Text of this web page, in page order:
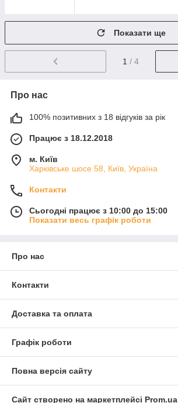
Показати ще
1 / 4
Про нас
100% позитивних з 18 відгуків за рік
Працює з 18.12.2018
м. Київ
Харківське шосе 58, Київ, Україна
Контакти
Сьогодні працює з 10:00 до 15:00
Показати весь графік роботи
Про нас
Контакти
Доставка та оплата
Графік роботи
Повна версія сайту
Сайт створено на маркетплейсі Prom.ua